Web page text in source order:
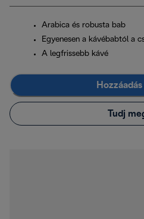
Arabica és robusta bab
Egyenesen a kávébabtól a
A legfrissebb kávé
Tudj